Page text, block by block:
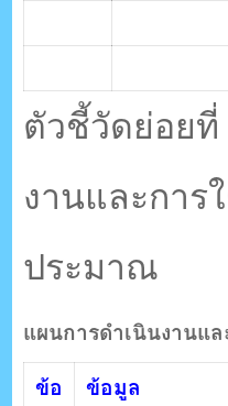
ตัวชี้วัดย่อยที่
งานและการ
ประมาณ
แผนการดําเนินงานแ
ข้อ
ข้อมูล